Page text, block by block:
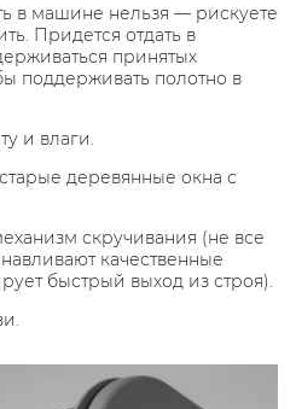
в машине нельзя — рискуете
Придется отдать в
принятых
поддерживать полотно в
и влаги.
деревянные окна с
скручивания (не все
качественные
быстрый выход из строя).